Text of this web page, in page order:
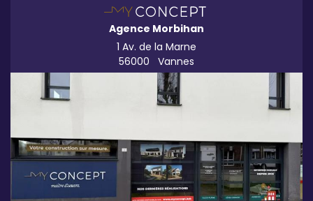
Agence Morbihan
1 Av. de la Marne
56000
Vannes